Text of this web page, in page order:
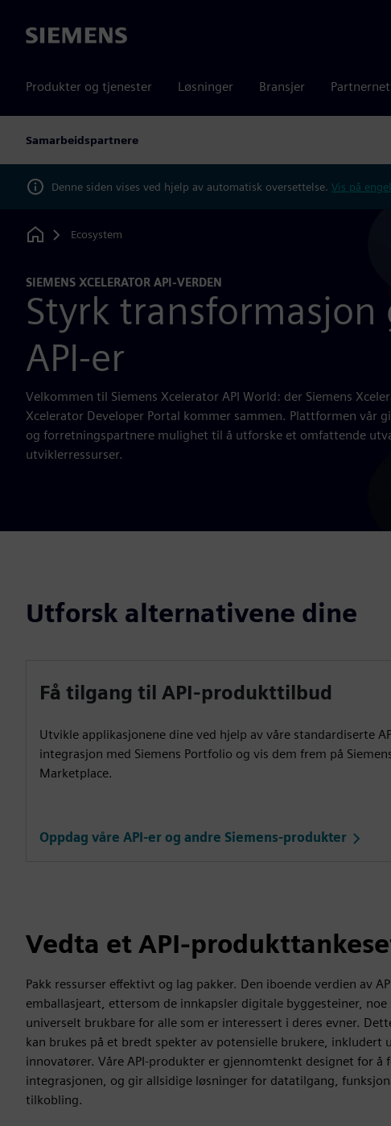
Siemens
Produkter og tjenester Løsninger Bransjer
Samarbeidspartnere
Denne siden vises ved hjelp av automatisk oversettelse. Vis på
Home
Ecosystem
SIEMENS XCELERATOR API-VERDEN
Styrk
API-er
Velkommen til Siemens Xcelerator API World: der Siemens
Xcelerator Developer Portal kommer sammen. Plattformen vår
og forretningspartnere mulighet til å utforske et omfattende
utviklerressurser.
Utforsk alternativene dine
Få tilgang til API-produkttilbud
Utvikle applikasjonene dine ved hjelp av våre standardiserte
integrasjon med Siemens Portfolio og vis dem frem på
Marketplace.
Oppdag våre API-er og andre Siemens-produkter
Vedta et API-
Pakk ressurser effektivt og lag pakker. Den iboende verdien av
emballasjeart, ettersom de innkapsler digitale byggesteiner,
universelt brukbare for alle som er interessert i deres evner.
kan brukes på et bredt spekter av potensielle brukere, inkludert
innovatører. Våre API-produkter er gjennomtenkt designet for å
integrasjonen, og gir allsidige løsninger for datatilgang,
tilkobling.